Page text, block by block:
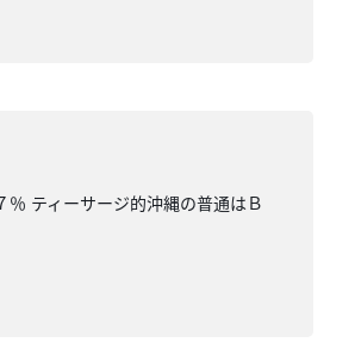
ティーサージ的沖縄の普通はＢ